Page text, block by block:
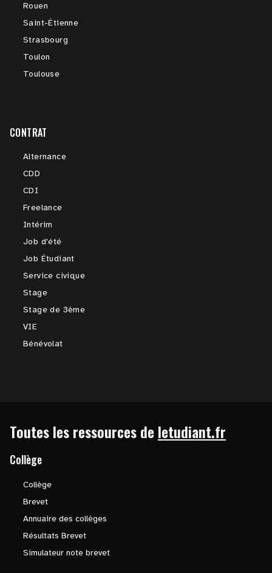
Rouen
Saint-Étienne
Strasbourg
Toulon
Toulouse
CONTRAT
Alternance
CDD
CDI
Freelance
Intérim
Job d'été
Job Étudiant
Service civique
Stage
Stage de 3ème
VIE
Bénévolat
Toutes les ressources de letudiant.fr
Collège
Collège
Brevet
Annuaire des collèges
Résultats Brevet
Simulateur note brevet